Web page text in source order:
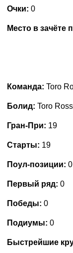
Очки: 0
Место в зачёте
Команда: Toro
Болид: Toro
Гран-При: 19
Старты: 19
Поул-позиции: 0
Первый ряд: 0
Победы: 0
Подиумы: 0
Быстрейшие